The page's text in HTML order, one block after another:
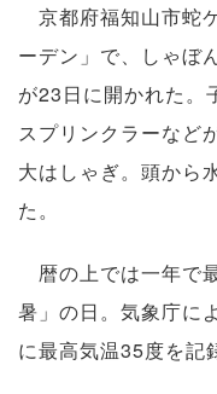
京都府福知山市蛇
ーデン」で、しゃぼ
が23日に開かれた。
スプリンクラーなど
大はしゃぎ。頭から
た。
暦の上では一年で
暑」の日。気象庁に
に最高気温35度を記